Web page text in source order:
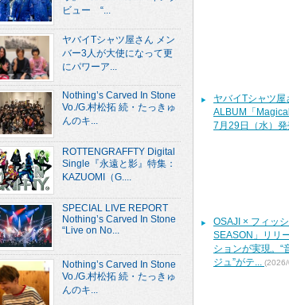
ヤバイTシャツ
ALBUM「
7月29日（水）発
OSAJI × フィッ
SEASON」リリ
ションが実現。“
ジュ”がテ...
ビュー “...
ヤバイTシャツ屋さん メン
バー3人が大使になって更
にパワーア...
Nothing’s Carved In Stone
Vo./G.村松拓 続・たっきゅ
んのキ...
ROTTENGRAFFTY Digital
Single『永遠と影』特集：
KAZUOMI（G....
SPECIAL LIVE REPORT
Nothing’s Carved In Stone
“Live on No...
Nothing’s Carved In Stone
Vo./G.村松拓 続・たっきゅ
んのキ...